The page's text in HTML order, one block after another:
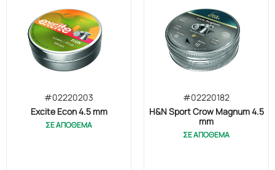
#02220203
Excite Econ 4.5 mm
ΣΕ ΑΠΟΘΕΜΑ
#02220182
H&N Sport Crow Magnum 4.5
mm
ΣΕ ΑΠΟΘΕΜΑ